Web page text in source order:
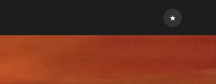
Inloggen